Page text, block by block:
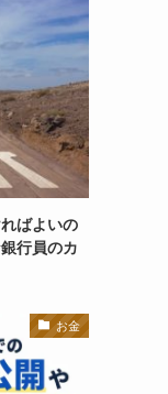
ばよいの
行員のカ
お金